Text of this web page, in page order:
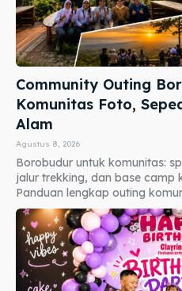
Community Outing
Komunitas Foto,
Alam
Agustus 8, 2026
Borobudur untuk komunitas:
jalur trekking, dan base camp
Panduan lengkap outing